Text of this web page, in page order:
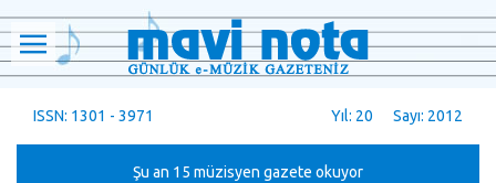
ISSN: 1301 - 3971 Yıl: 20 Sayı: 2012
Şu an 15 müzisyen gazete okuyor